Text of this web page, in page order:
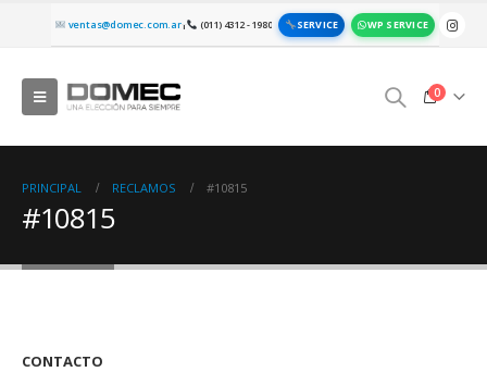
ventas@domec.com.ar| (011) 4312 - 1980 SERVICE WP SERVICE
0
PRINCIPAL RECLAMOS #10815
#10815
CONTACTO